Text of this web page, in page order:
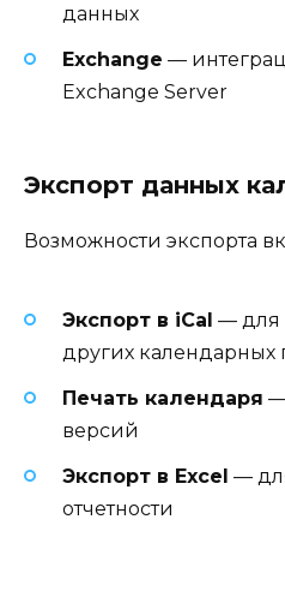
данных
Exchange —
Exchange Server
Экспорт данных
Возможности экспорта
Экспорт в iCal — для
других
Печать календаря —
версий
Экспорт в Excel —
отчетности